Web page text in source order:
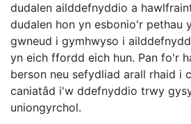
dudalen ailddefnyddio a
dudalen hon yn esbonio'r pethau
gwneud i gymhwyso i
yn eich ffordd eich hun. Pan fo'r
berson neu sefydliad arall rhaid i
caniatâd i'w ddefnyddio trwy
uniongyrchol.